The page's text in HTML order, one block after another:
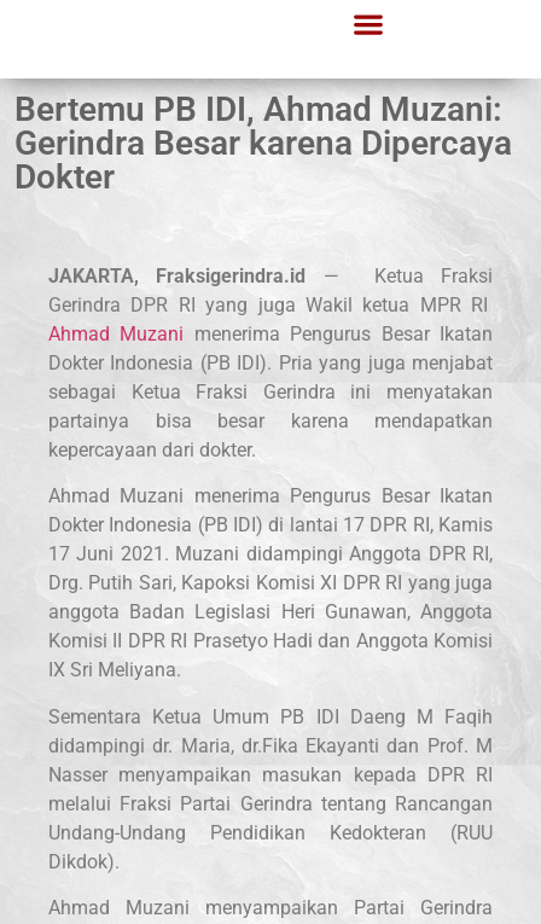
Bertemu PB IDI, Ahmad Muzani:
Gerindra Besar karena Dipercaya
Dokter
JAKARTA, Fraksigerindra.id — Ketua Fraksi
Gerindra DPR RI yang juga Wakil ketua MPR RI
Ahmad Muzani menerima Pengurus Besar Ikatan
Dokter Indonesia (PB IDI). Pria yang juga menjabat
sebagai Ketua Fraksi Gerindra ini menyatakan
partainya bisa besar karena mendapatkan
kepercayaan dari dokter.
Ahmad Muzani menerima Pengurus Besar Ikatan
Dokter Indonesia (PB IDI) di lantai 17 DPR RI, Kamis
17 Juni 2021. Muzani didampingi Anggota DPR RI,
Drg. Putih Sari, Kapoksi Komisi XI DPR RI yang juga
anggota Badan Legislasi Heri Gunawan, Anggota
Komisi II DPR RI Prasetyo Hadi dan Anggota Komisi
IX Sri Meliyana.
Sementara Ketua Umum PB IDI Daeng M Faqih
didampingi dr. Maria, dr.Fika Ekayanti dan Prof. M
Nasser menyampaikan masukan kepada DPR RI
melalui Fraksi Partai Gerindra tentang Rancangan
Undang-Undang Pendidikan Kedokteran (RUU
Dikdok).
Ahmad Muzani menyampaikan Partai Gerindra